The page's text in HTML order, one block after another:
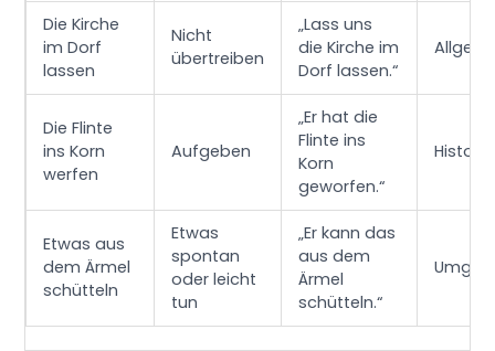
Die Kirche
im Dorf
lassen
Nicht
übertreiben
„Lass uns
die Kirche im
Dorf lassen.“
Die Flinte
ins Korn
werfen
Aufgeben
„Er hat die
Flinte ins
Korn
geworfen.“
Etwas aus
dem Ärmel
schütteln
Etwas
spontan
oder leicht
tun
„Er kann das
aus dem
Ärmel
schütteln.“